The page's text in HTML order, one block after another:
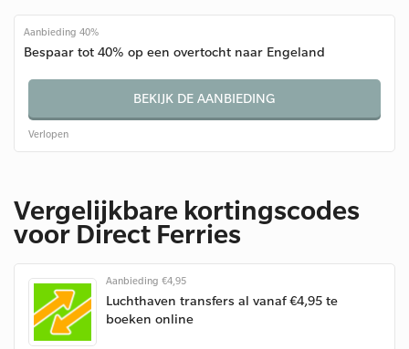
Aanbieding 40%
Bespaar tot 40% op een overtocht naar Engeland
BEKIJK DE AANBIEDING
Verlopen
Vergelijkbare kortingscodes
voor Direct Ferries
Aanbieding €4,95
Luchthaven transfers al vanaf €4,95 te
boeken online